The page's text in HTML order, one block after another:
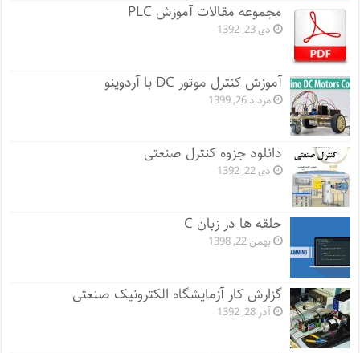
مجموعه مقالات آموزش PLC
دی 23, 1392
آموزش کنترل موتور DC با آردوینو
مرداد 26, 1399
دانلود جزوه کنترل صنعتی
دی 22, 1392
حلقه ها در زبان C
بهمن 22, 1398
گزارش کار آزمایشگاه الکترونیک صنعتی
آذر 28, 1392